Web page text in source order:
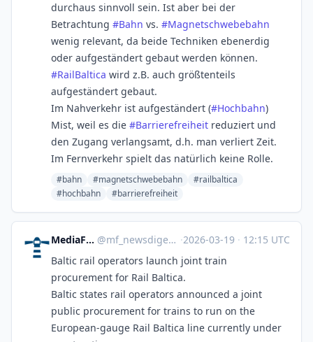
durchaus sinnvoll sein. Ist aber bei der
Betrachtung #Bahn vs. #Magnetschwebebahn
wenig relevant, da beide Techniken ebenerdig
oder aufgeständert gebaut werden können.
#RailBaltica wird z.B. auch größtenteils
aufgeständert gebaut.
Im Nahverkehr ist aufgeständert (#Hochbahn)
Mist, weil es die #Barrierefreiheit reduziert und
den Zugang verlangsamt, d.h. man verliert Zeit.
Im Fernverkehr spielt das natürlich keine Rolle.
#bahn #magnetschwebebahn
#railbaltica
#hochbahn
#barrierefreiheit
MediaFaro News Digest @mf_newsdigest@mastodon.mediafaro.org ·2026-03-19 · 12:15 UTC
Baltic rail operators launch joint train
procurement for Rail Baltica.
Baltic states rail operators announced a joint
public procurement for trains to run on the
European-gauge Rail Baltica line currently under